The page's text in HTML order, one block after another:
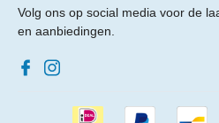
Volg ons op social media voor de
en aanbiedingen.